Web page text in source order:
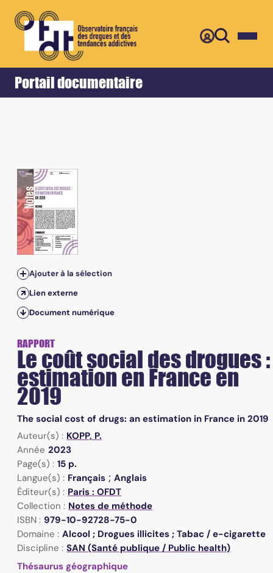
Portail documentaire
Accueil Retour
Ajouter à la sélection
Lien externe
Document numérique
RAPPORT
Le coût social des drogues :
estimation en France en
2019
The social cost of drugs: an estimation in France in 2019
Auteur(s) : KOPP, P.
Année 2023
Page(s) : 15 p.
Langue(s) : Français ; Anglais
Éditeur(s) : Paris : OFDT
Collection : Notes de méthode
ISBN : 979-10-92728-75-0
Domaine : Alcool ; Drogues illicites ; Tabac / e-cigarette
Discipline : SAN (Santé publique / Public health)
Thésaurus géographique